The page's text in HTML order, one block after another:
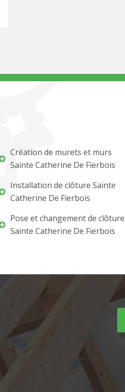
Création de murets et murs
Sainte Catherine De Fierbois
Installation de clôture Sainte
Catherine De Fierbois
Pose et changement de clôture
Sainte Catherine De Fierbois